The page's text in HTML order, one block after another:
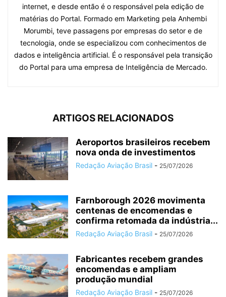
internet, e desde então é o responsável pela edição de
matérias do Portal. Formado em Marketing pela Anhembi
Morumbi, teve passagens por empresas do setor e de
tecnologia, onde se especializou com conhecimentos de
dados e inteligência artificial. É o responsável pela transição
do Portal para uma empresa de Inteligência de Mercado.
ARTIGOS RELACIONADOS
Aeroportos brasileiros recebem
nova onda de investimentos
Redação Aviação Brasil - 25/07/2026
Farnborough 2026 movimenta
centenas de encomendas e
confirma retomada da indústria...
Redação Aviação Brasil - 25/07/2026
Fabricantes recebem grandes
encomendas e ampliam
produção mundial
Redação Aviação Brasil - 25/07/2026